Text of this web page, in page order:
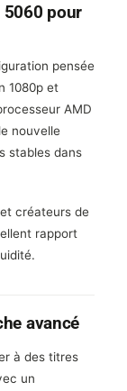
5060 pour
pensée
1080p et
AMD
nouvelle
stables dans
créateurs de
rapport
avancé
à des titres
un